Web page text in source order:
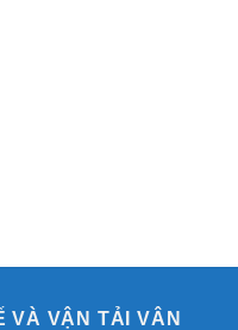
VÀ VẬN TẢI VÂN